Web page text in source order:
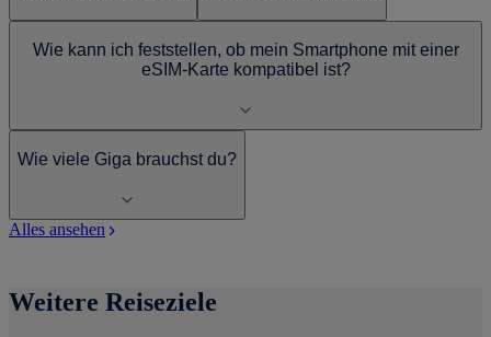
Wie kann ich feststellen, ob mein Smartphone mit einer
eSIM-Karte kompatibel ist?
Wie viele Giga brauchst du?
Alles ansehen
Weitere Reiseziele